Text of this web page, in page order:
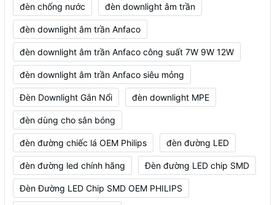
đèn chống nước đèn downlight âm trần
đèn downlight âm trần Anfaco
đèn downlight âm trần Anfaco công suất 7W 9W 12W
đèn downlight âm trần Anfaco siêu mỏng
Đèn Downlight Gắn Nổi đèn downlight MPE
đèn dùng cho sân bóng
đèn đường chiếc lá OEM Philips đèn đường LED
đèn đường led chính hãng Đèn đường LED chip SMD
Đèn Đường LED Chip SMD OEM PHILIPS